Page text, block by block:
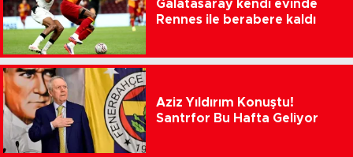
Galatasaray kendi evinde
Rennes ile berabere kaldı
Aziz Yıldırım Konuştu!
Santrfor Bu Hafta Geliyor